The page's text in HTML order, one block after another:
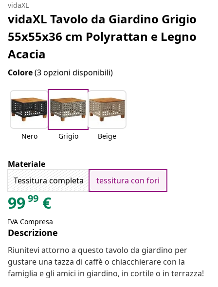
vidaXL
vidaXL Tavolo da Giardino Grigio
55x55x36 cm Polyrattan e Legno
Acacia
Colore(3 opzioni disponibili)
Nero Grigio Beige
Materiale
Tessitura completa
tessitura con fori
9999 €
IVA Compresa
Descrizione
Riunitevi attorno a questo tavolo da giardino per
gustare una tazza di caffè o chiacchierare con la
famiglia e gli amici in giardino, in cortile o in terrazza!